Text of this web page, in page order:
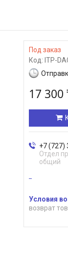
Под заказ
Код: ITP-
17 300
+7 (727)
Отдел
общий
возврат